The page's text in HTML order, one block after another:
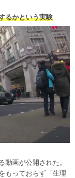
るかという実験
動画が公開された。
もっておらず「生理